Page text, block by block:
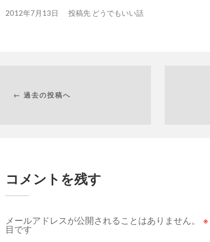
2012年7月13日 投稿先 どうでもいい話
← 過去の投稿へ
コメントを残す
メールアドレスが公開されることはありません。 ※
目です